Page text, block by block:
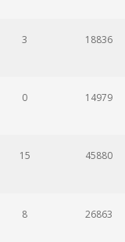
3 18836
0 14979
15 45880
8 26863